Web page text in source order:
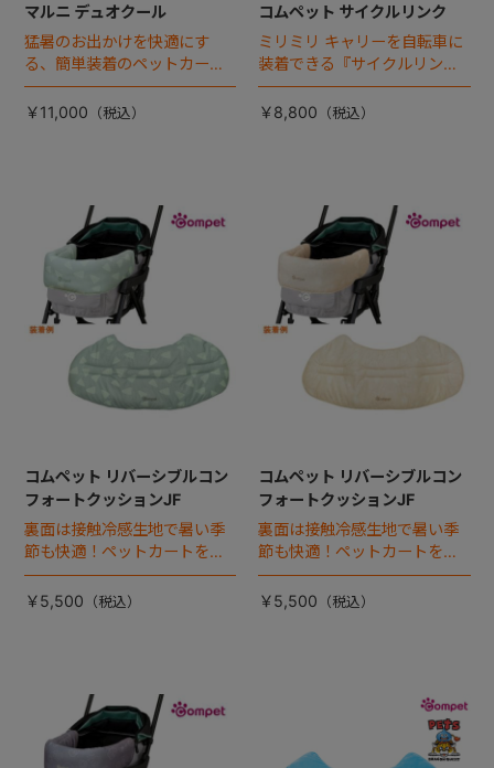
マルニ デュオクール
猛暑のお出かけを快適にす
る、簡単装着のペットカート
専用ダブル送風ファンが登
場。
￥11,000
コムペット サイクルリンク
ミリミリ キャリーを自転車に
装着できる『サイクルリン
ク』が登場！
￥8,800
コムペット リバーシブルコン
フォートクッションJF
裏面は接触冷感生地で暑い季
節も快適！ペットカートをお
しゃれに・かわいく・かっこ
よく！
￥5,500
コムペット リバーシブルコン
フォートクッションJF
裏面は接触冷感生地で暑い季
節も快適！ペットカートをお
しゃれに・かわいく・かっこ
よく！
￥5,500